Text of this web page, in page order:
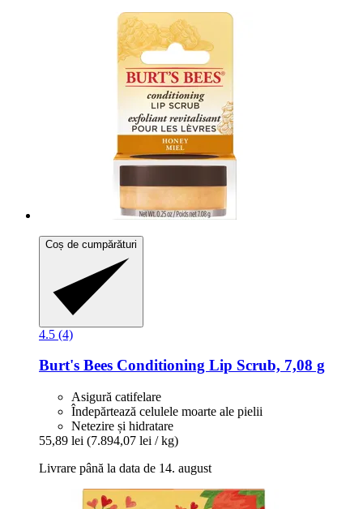
Coș de cumpărături
4.5 (4)
Burt's Bees Conditioning Lip Scrub, 7,08 g
Asigură catifelare
Îndepărtează celulele moarte ale pielii
Netezire și hidratare
55,89 lei (7.894,07 lei / kg)
Livrare până la data de 14. august